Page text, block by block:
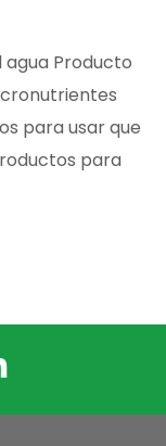
agua Producto
para usar que
para